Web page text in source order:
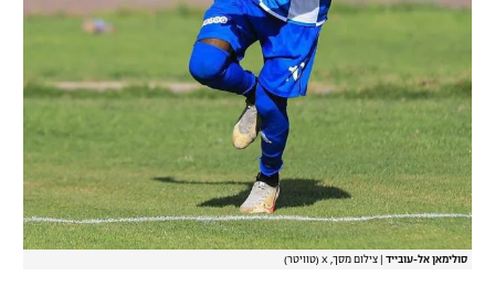
סולימאן אל-עובייד צילום מסך, X (טוויטר)